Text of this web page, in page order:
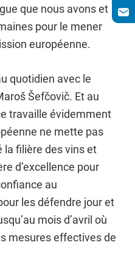
que nous avons et
pour le mener
européenne.
quotidien avec le
Šefčovič. Et au
travaille évidemment
ne mette pas
filière des vins et
d’excellence pour
au
les défendre jour et
mois d’avril où
mesures effectives de